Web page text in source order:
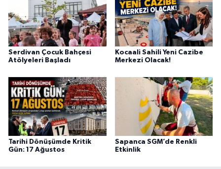
Serdivan Çocuk Bahçesi
Atölyeleri Başladı
Kocaali Sahili Yeni Cazibe
Merkezi Olacak!
Tarihi Dönüşümde Kritik
Gün: 17 Ağustos
Sapanca SGM’de Renkli
Etkinlik